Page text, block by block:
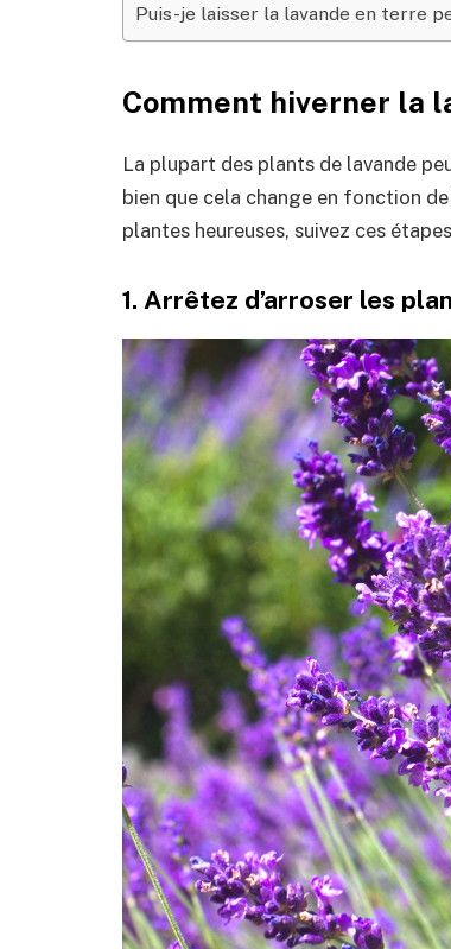
Puis-je laisser la lavande en terre
Comment hiverner la
La plupart des plants de lavande
bien que cela change en fonction
plantes heureuses, suivez ces
1. Arrêtez d’arroser les